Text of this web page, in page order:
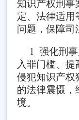
知识产权刑事
定、法律适用
问题，保障司
l 强化刑
入罪门槛、
侵犯知识产权
的法律震慑，
境。